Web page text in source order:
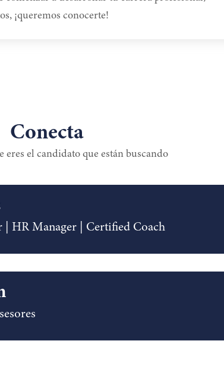
¡queremos conocerte!
Conecta
eres el candidato que están buscando
| HR Manager | Certified Coach